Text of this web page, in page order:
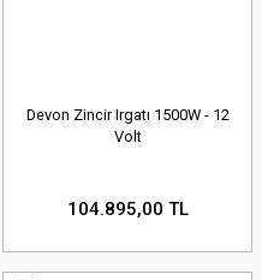
Devon Zincir Irgatı 1500W - 12
Volt
104.895,00 TL